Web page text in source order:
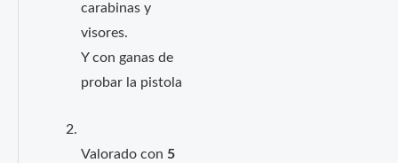
carabinas y
visores.
Y con ganas de
probar la pistola
Valorado con 5